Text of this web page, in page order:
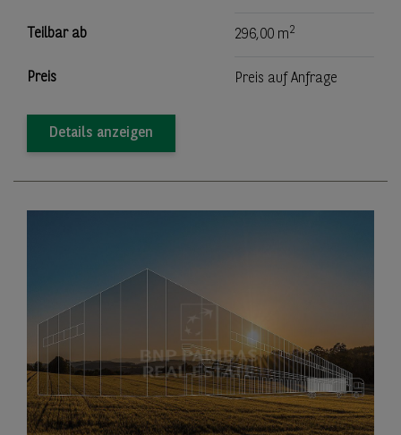
Teilbar ab 296,00 m2
Preis Preis auf Anfrage
Details anzeigen